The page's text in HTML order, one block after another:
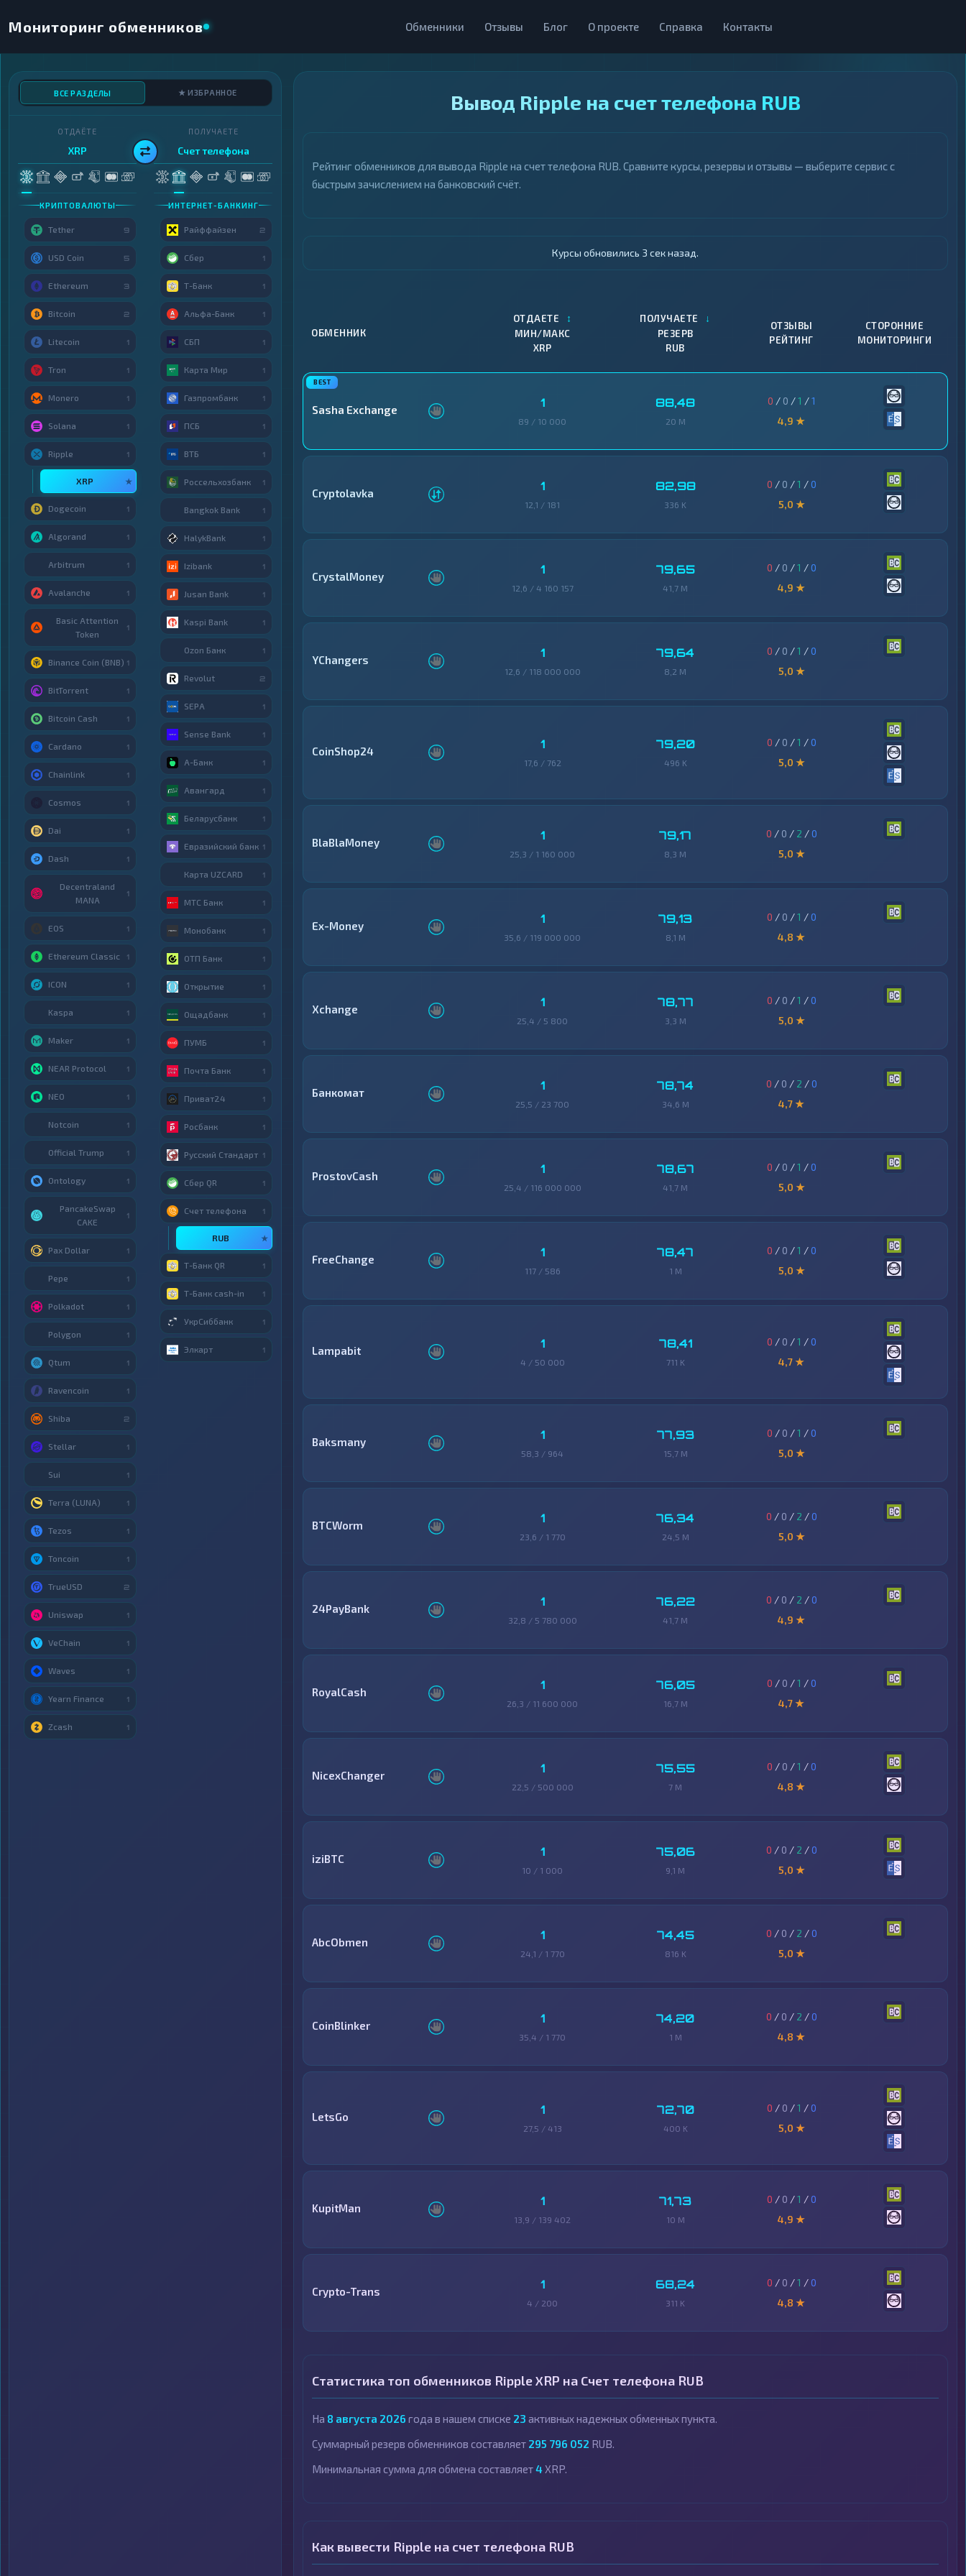
Мониторинг обменников Обменники Отзывы Блог О проекте Справка Контакты
Вывод Ripple на счет телефона RUB
Рейтинг обменников для вывода Ripple на счет телефона RUB. Сравните курсы, резервы и отзывы — выберите сервис с
быстрым зачислением на банковский счёт.
Курсы обновились 4 сек назад.
ОБМЕННИК
ОТДАЕТЕ ↕
МИН/МАКС
XRP
ПОЛУЧАЕТЕ ↓
РЕЗЕРВ
RUB
ОТЗЫВЫ
РЕЙТИНГ
СТОРОННИЕ
МОНИТОРИНГИ
Sasha Exchange 1
89 / 10 000
88,48
20 M
0 / 0 /1 /1
4,9 ★
Cryptolavka 1
12,1 / 181
82,98
336 K
0 / 0 /1 /0
5,0 ★
CrystalMoney 1
12,6 / 4 160 157
79,65
41,7 M
0 / 0 /1 /0
4,9 ★
YChangers 1
12,6 / 118 000 000
79,64
8,2 M
0 / 0 /1 /0
5,0 ★
CoinShop24 1
17,6 / 762
79,20
496 K
0 / 0 /1 /0
5,0 ★
BlaBlaMoney 1
25,3 / 1 160 000
79,17
8,3 M
0 / 0 / 2 /0
5,0 ★
Ex-Money 1
35,6 / 119 000 000
79,13
8,1 M
0 / 0 /1 /0
4,8 ★
Xchange 1
25,4 / 5 800
78,77
3,3 M
0 / 0 /1 /0
5,0 ★
Банкомат 1
25,5 / 23 700
78,74
34,6 M
0 / 0 / 2 /0
4,7 ★
ProstovCash 1
25,4 / 116 000 000
78,67
41,7 M
0 / 0 /1 /0
5,0 ★
FreeChange 1
117 / 586
78,47
1 M
0 / 0 /1 /0
5,0 ★
Lampabit 1
4 / 50 000
78,41
711 K
0 / 0 /1 /0
4,7 ★
Baksmany 1
58,3 / 964
77,93
15,7 M
0 / 0 /1 /0
5,0 ★
BTCWorm 1
23,6 / 1 770
76,34
24,5 M
0 / 0 / 2 /0
5,0 ★
24PayBank 1
32,8 / 5 780 000
76,22
41,7 M
0 / 0 / 2 /0
4,9 ★
RoyalCash 1
26,3 / 11 600 000
76,05
16,7 M
0 / 0 /1 /0
4,7 ★
NicexChanger 1
22,5 / 500 000
75,55
7 M
0 / 0 /1 /0
4,8 ★
iziBTC 1
10 / 1 000
75,06
9,1 M
0 / 0 / 2 /0
5,0 ★
AbcObmen 1
24,1 / 1 770
74,45
816 K
0 / 0 / 2 /0
5,0 ★
CoinBlinker 1
35,4 / 1 770
74,20
1 M
0 / 0 / 2 /0
4,8 ★
LetsGo 1
27,5 / 413
72,70
400 K
0 / 0 /1 /0
5,0 ★
KupitMan 1
13,9 / 139 402
71,73
10 M
0 / 0 /1 /0
4,9 ★
Crypto-Trans 1
4 / 200
68,24
311 K
0 / 0 /1 /0
4,8 ★
Статистика топ обменников Ripple XRP на Счет телефона RUB
На 8 августа 2026 года в нашем списке 23 активных надежных обменных пункта.
Суммарный резерв обменников составляет 295 796 052 RUB.
Минимальная сумма для обмена составляет4XRP.
Как вывести Ripple на счет телефона RUB
ВСЕ РАЗДЕЛЫ ★ ИЗБРАННОЕ
ОТДАЁТЕ
XRP
КРИПТОВАЛЮТЫ
Tether 9
USD Coin 5
Ethereum 3
Bitcoin 2
Litecoin 1
Tron 1
Monero 1
Solana 1
Ripple 1
XRP ★
Dogecoin 1
Algorand 1
Arbitrum 1
Avalanche 1
Basic Attention
Token
1
Binance Coin (BNB) 1
BitTorrent 1
Bitcoin Cash 1
Cardano 1
Chainlink 1
Cosmos 1
Dai 1
Dash 1
Decentraland
MANA
1
EOS 1
Ethereum Classic 1
ICON 1
Kaspa 1
Maker 1
NEAR Protocol 1
NEO 1
Notcoin 1
Official Trump 1
Ontology 1
PancakeSwap
CAKE
1
Pax Dollar 1
Pepe 1
Polkadot 1
Polygon 1
Qtum 1
Ravencoin 1
Shiba 2
Stellar 1
Sui 1
Terra (LUNA) 1
Tezos 1
Toncoin 1
TrueUSD 2
Uniswap 1
VeChain 1
Waves 1
Yearn Finance 1
Zcash 1
ПОЛУЧАЕТЕ
Счет телефона
ИНТЕРНЕТ-БАНКИНГ
Райффайзен 2
Сбер 1
Т-Банк 1
Альфа-Банк 1
СБП 1
Карта Мир 1
Газпромбанк 1
ПСБ 1
ВТБ 1
Россельхозбанк 1
Bangkok Bank 1
HalykBank 1
Izibank 1
Jusan Bank 1
Kaspi Bank 1
Ozon Банк 1
Revolut 2
SEPA 1
Sense Bank 1
А-Банк 1
Авангард 1
Беларусбанк 1
Евразийский банк 1
Карта UZCARD 1
МТС Банк 1
Монобанк 1
ОТП Банк 1
Открытие 1
Ощадбанк 1
ПУМБ 1
Почта Банк 1
Приват24 1
Росбанк 1
Русский Стандарт 1
Сбер QR 1
Счет телефона 1
RUB ★
Т-Банк QR 1
Т-Банк cash-in 1
УкрСиббанк 1
Элкарт 1